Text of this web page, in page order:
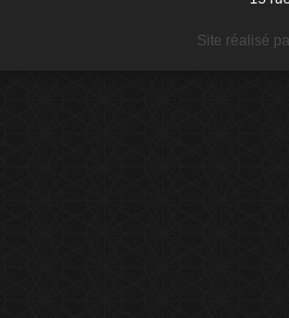
Site réalisé